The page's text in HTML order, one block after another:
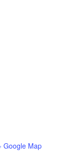
Google Map